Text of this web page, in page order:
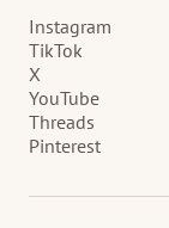
Instagram
TikTok
X
YouTube
Threads
Pinterest